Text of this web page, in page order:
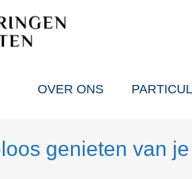
OVER ONS
genieten van